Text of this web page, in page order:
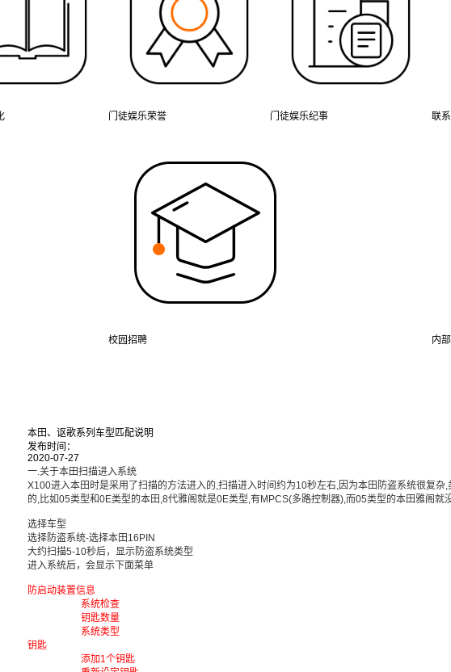
门徒娱乐荣誉 门徒娱乐纪事
联
校园招聘 内
本田、讴歌系列车型匹配说明
发布时间：
2020-07-27
一.关于本田扫描进入系统
X100进入本田时是采用了扫描的方法进入的,扫描进入时间约为10秒左右,因为本田防盗系统很复
的,比如05类型和0E类型的本田,8代雅阁就是0E类型,有MPCS(多路控制器),而05类型的本田雅阁
选择车型
选择防盗系统-选择本田16PIN
大约扫描5-10秒后，显示防盗系统类型
进入系统后，会显示下面菜单
防启动装置信息
系统检查
钥匙数量
系统类型
钥匙
添加1个钥匙